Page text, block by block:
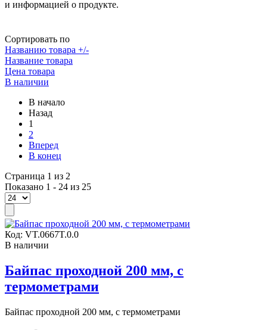
и информацией о продукте.
Сортировать по
Названию товара +/-
Название товара
Цена товара
В наличии
В начало
Назад
1
2
Вперед
В конец
Страница 1 из 2
Показано 1 - 24 из 25
Код: VT.0667T.0.0
В наличии
Байпас проходной 200 мм, с
термометрами
Байпас проходной 200 мм, с термометрами